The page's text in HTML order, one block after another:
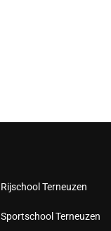
Rijschool Terneuzen
Sportschool Terneuzen